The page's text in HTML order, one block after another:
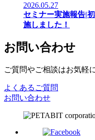
2026.05.27
セミナー実施報告|
施しました！
お問い合わせ
ご質問やご相談はお気軽
よくあるご質問
お問い合わせ